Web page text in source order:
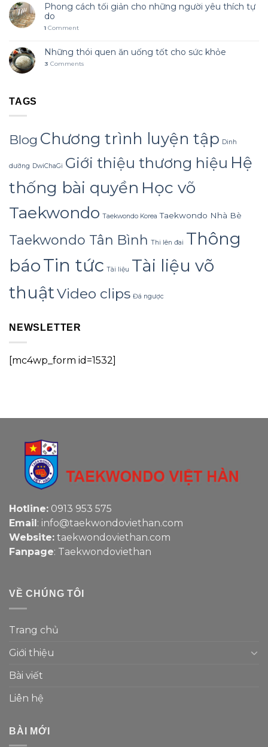
Phong cách tối giản cho những người yêu thích tự
do
1 Comment
Những thói quen ăn uống tốt cho sức khỏe
3 Comments
TAGS
Blog Chương trình luyện tập Dinh
dưỡng DwiChaGi Giới thiệu thương hiệu Hệ
thống bài quyền Học võ
Taekwondo Taekwondo Korea Taekwondo Nhà Bè
Taekwondo Tân Bình Thi lên đai Thông
báoTin tức Tài liệu Tài liệu võ
thuậtVideo clips Đá ngược
NEWSLETTER
[mc4wp_form id=1532]
Hotline: 0913 953 575
Email : info@taekwondoviethan.com
Website: taekwondoviethan.com
Fanpage: Taekwondoviethan
VỀ CHÚNG TÔI
Trang chủ
Giới thiệu
Bài viết
Liên hệ
BÀI MỚI